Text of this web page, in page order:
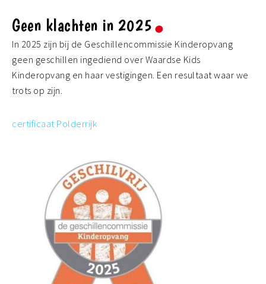
Geen klachten in 2025
In 2025 zijn bij de Geschillencommissie Kinderopvang
geen geschillen ingediend over Waardse Kids
Kinderopvang en haar vestigingen. Een resultaat waar we
trots op zijn.
certificaat Polderrijk